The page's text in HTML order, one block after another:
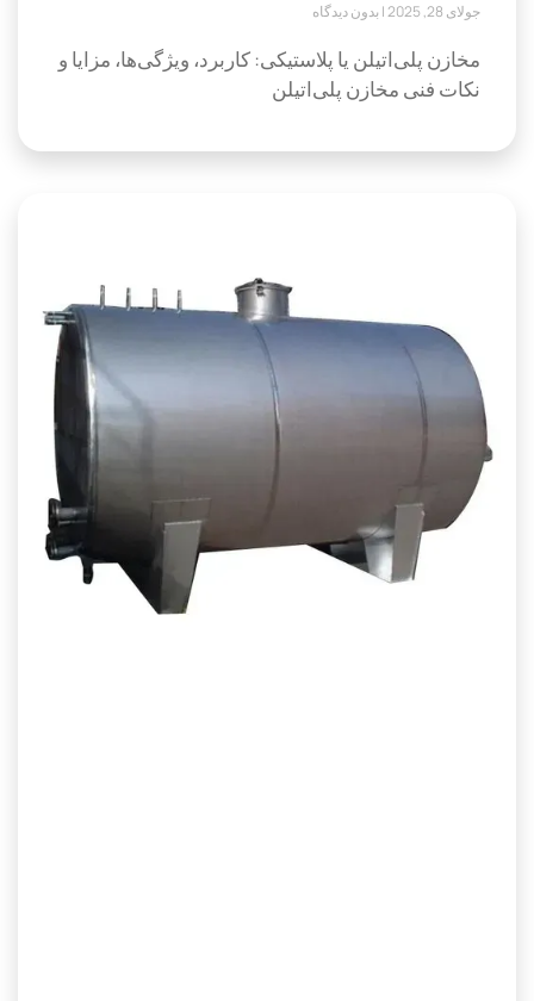
جولای 28, 2025 بدون دیدگاه
مخازن پلی‌اتیلن یا پلاستیکی: کاربرد، ویژگی‌ها، مزایا و
نکات فنی مخازن پلی‌اتیلن